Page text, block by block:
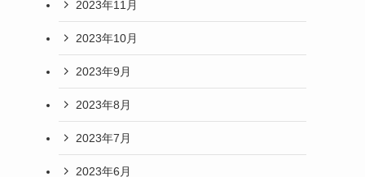
2023年11月
2023年10月
2023年9月
2023年8月
2023年7月
2023年6月